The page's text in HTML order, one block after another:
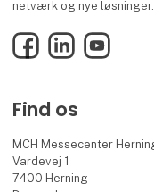
netværk og nye
FacebookLinkedInYouTube
Find os
MCH Messecenter
Vardevej 1
7400 Herning